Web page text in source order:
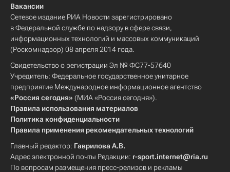
Вакансии
Сетевое издание РИА Новости зарегистрировано
в Федеральной службе по надзору в сфере связи,
информационных технологий и массовых коммуникаций
(Роскомнадзор) 08 апреля 2014 года.
Свидетельство о регистрации Эл № ФС77-57640
Учредитель: Федеральное государственное унитарное
предприятие Международное информационное агентство
«Россия сегодня» (МИА «Россия сегодня»).
Правила использования материалов
Политика конфиденциальности
Правила применения рекомендательных технологий
Главный редактор: Гаврилова А.В.
Адрес электронной почты Редакции: r-sport.internet@ria.ru
По вопросам размещения пресс-релизов и рекламы